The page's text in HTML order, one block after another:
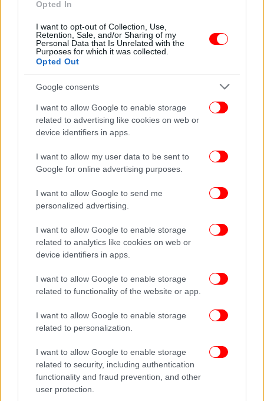
Opted In
I want to opt-out of Collection, Use,
Retention, Sale, and/or Sharing of my
Personal Data that Is Unrelated with the
Purposes for which it was collected.
Opted Out
Google consents
I want to allow Google to enable storage
related to advertising like cookies on web or
device identifiers in apps.
I want to allow my user data to be sent to
Google for online advertising purposes.
I want to allow Google to send me
personalized advertising.
I want to allow Google to enable storage
related to analytics like cookies on web or
device identifiers in apps.
I want to allow Google to enable storage
related to functionality of the website or app.
I want to allow Google to enable storage
related to personalization.
I want to allow Google to enable storage
related to security, including authentication
functionality and fraud prevention, and other
user protection.
ΚΟΣΜΟΣ 17/03/2025 11:46
Φωτιά σε ντισκοτέκ στη Β. Μακεδονία: Σοκάρουν
οι μαρτυρίες από την τραγωδία -«Η αδελφή μου
πέθανε, εγώ σώθηκα»
ΚΟΣΜΟΣ 09/01/2025 09:28
Σεισμός στο Θιβέτ: Στήνουν προκατασκευασμένα
σπίτια για σεισμόπληκτους σε 10'